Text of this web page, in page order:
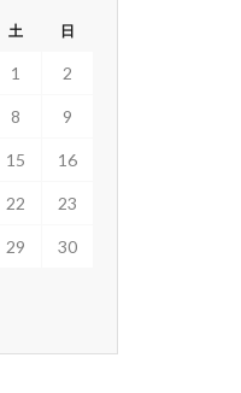
土 日
1 2
8 9
15 16
22 23
29 30